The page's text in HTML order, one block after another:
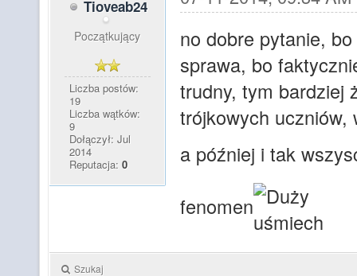
Tioveab24
Początkujący
Liczba postów:
19
Liczba wątków:
9
Dołączył: Jul
2014
Reputacja: 0
no dobre pytanie,
sprawa, bo
trudny, tym bardziej
trójkowych
a później i tak
fenomen
Szukaj